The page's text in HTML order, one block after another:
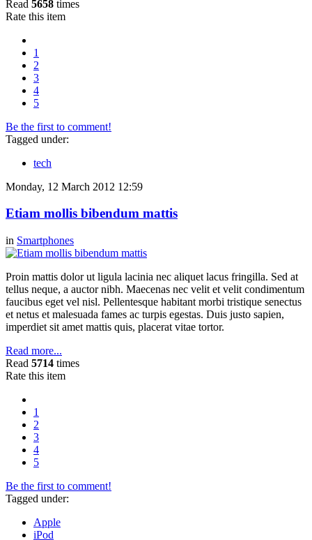
Read 5658 times
Rate this item
1
2
3
4
5
Be the first to comment!
Tagged under:
tech
Monday, 12 March 2012 12:59
Etiam mollis bibendum mattis
in Smartphones
Proin mattis dolor ut ligula lacinia nec aliquet lacus fringilla. Sed at
tellus neque, a auctor nibh. Maecenas nec velit et velit condimentum
faucibus eget vel nisl. Pellentesque habitant morbi tristique senectus
et netus et malesuada fames ac turpis egestas. Duis justo sapien,
imperdiet sit amet mattis quis, placerat vitae tortor.
Read more...
Read 5714 times
Rate this item
1
2
3
4
5
Be the first to comment!
Tagged under:
Apple
iPod